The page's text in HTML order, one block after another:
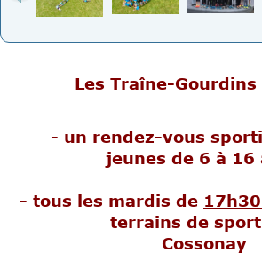
Les Traîne-
- un rendez-vous
jeunes de 6 à 16
- tous les mardis de
terrains de
Cossonay